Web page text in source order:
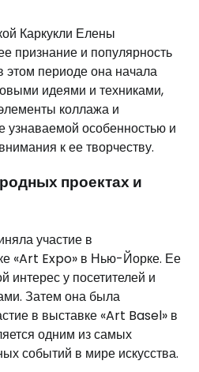
Каркукли Елены
признание и популярность
этом периоде она начала
идеями и техниками,
коллажа и
узнаваемой особенностью и
к ее творчеству.
проектах и
участие в
«Art Expo» в Нью-Йорке. Ее
у посетителей и
Затем она была
в выставке «Art Basel» в
одним из самых
событий в мире искусства.